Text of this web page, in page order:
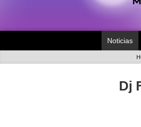
Noticias
Dj